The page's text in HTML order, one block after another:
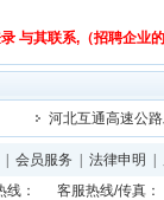
河北互通高速公
会员服务 法律申明
线： 客服热线/传真